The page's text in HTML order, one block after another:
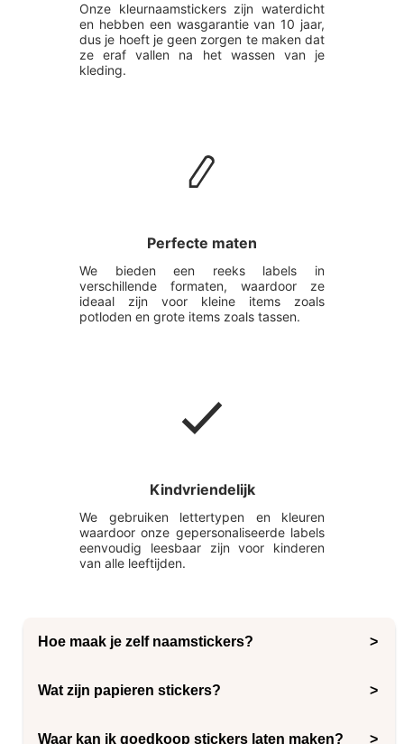
Onze kleurnaamstickers zijn waterdicht
en hebben een wasgarantie van 10 jaar,
dus je hoeft je geen zorgen te maken dat
ze eraf vallen na het wassen van je
kleding.
Perfecte maten
We bieden een reeks labels in
verschillende formaten, waardoor ze
ideaal zijn voor kleine items zoals
potloden en grote items zoals tassen.
Kindvriendelijk
We gebruiken lettertypen en kleuren
waardoor onze gepersonaliseerde labels
eenvoudig leesbaar zijn voor kinderen
van alle leeftijden.
Hoe maak je zelf naamstickers?
met een tool zoals Canva, deze af te drukken op
stickers maken wordt afgeraden, dit omdat er
Wat zijn papieren stickers?
Waar kan ik goedkoop stickers laten maken?